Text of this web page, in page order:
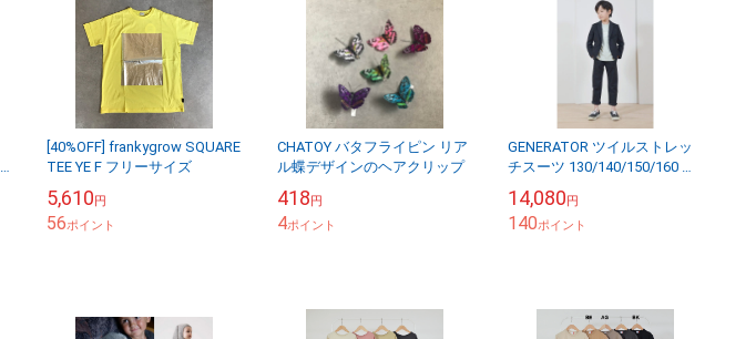
[40%OFF] frankygrow SQUARE
TEE YE F フリーサイズ
5,610円
56ポイント
CHATOY バタフライピン リア
ル蝶デザインのヘアクリップ
418円
4ポイント
GENERATOR ツイルストレッ
チスーツ 130/140/150/160 七
14,080円
140ポイント